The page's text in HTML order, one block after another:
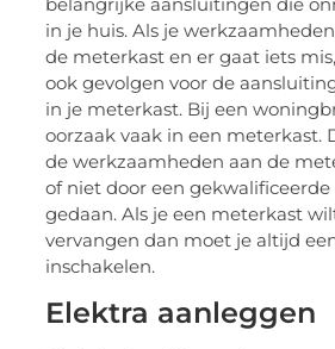
in je huis. Als je
de meterkast en er gaat iets
ook gevolgen voor de
in je meterkast. Bij een
oorzaak vaak in een meterkast.
de werkzaamheden aan de
of niet door een
gedaan. Als je een meterkast
vervangen dan moet je altijd
inschakelen.
Elektra aanleggen